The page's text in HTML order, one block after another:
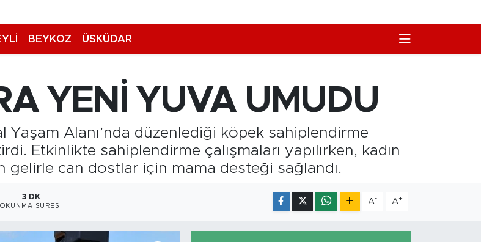
BEYKOZ ÜSKÜDAR
YENİ YUVA UMUDU
Alanı’nda düzenlediği köpek sahiplendirme
Etkinlikte sahiplendirme çalışmaları yapılırken, kadın
gelirle can dostlar için mama desteği sağlandı.
3 DK
OKUNMA SÜRESI
A- A+